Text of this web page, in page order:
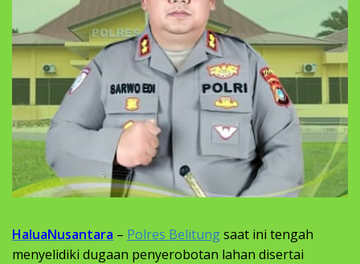
HaluaNusantara – Polres Belitung saat ini tengah
menyelidiki dugaan penyerobotan lahan disertai